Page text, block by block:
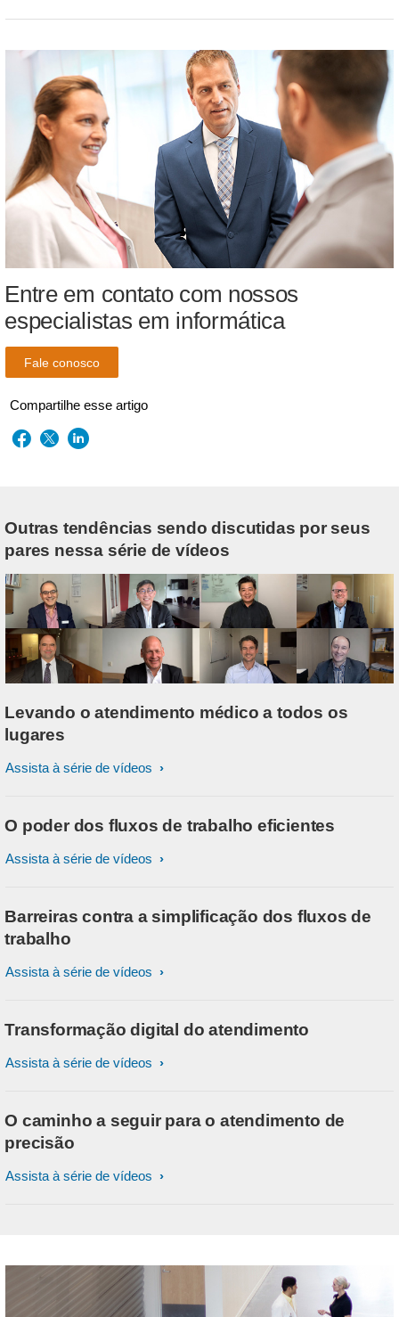
Entre em contato com nossos
especialistas em informática
Fale conosco
Compartilhe esse artigo
Outras tendências sendo discutidas por seus
pares nessa série de vídeos
Levando o atendimento médico a todos os
lugares
Assista à série de vídeos
O poder dos fluxos de trabalho eficientes
Assista à série de vídeos
Barreiras contra a simplificação dos fluxos de
trabalho
Assista à série de vídeos
Transformação digital do atendimento
Assista à série de vídeos
O caminho a seguir para o atendimento de
precisão
Assista à série de vídeos